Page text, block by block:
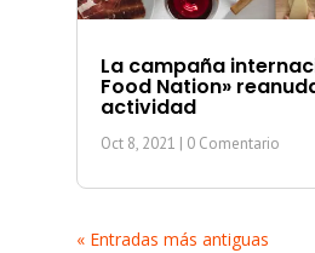
La campaña
Food Nation»
actividad
Oct 8, 2021 | 0 Comentario
« Entradas más antiguas